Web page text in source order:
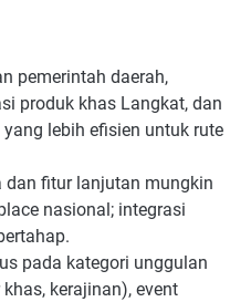
pemerintah daerah,
produk khas Langkat, dan
lebih efisien untuk rute
dan fitur lanjutan mungkin
nasional; integrasi
pada kategori unggulan
kerajinan), event